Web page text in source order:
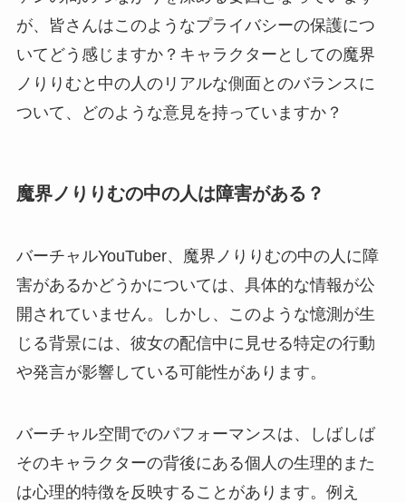
が、皆さんはこのようなプライバシーの保護につ
いてどう感じますか？キャラクターとしての魔界
ノりりむと中の人のリアルな側面とのバランスに
ついて、どのような意見を持っていますか？
魔界ノりりむの中の人は障害がある？
バーチャルYouTuber、魔界ノりりむの中の人に障
害があるかどうかについては、具体的な情報が公
開されていません。しかし、このような憶測が生
じる背景には、彼女の配信中に見せる特定の行動
や発言が影響している可能性があります。
バーチャル空間でのパフォーマンスは、しばしば
そのキャラクターの背後にある個人の生理的また
は心理的特徴を反映することがあります。例え